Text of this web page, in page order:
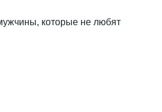
которые не любят